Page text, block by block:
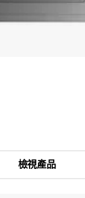
檢視產品